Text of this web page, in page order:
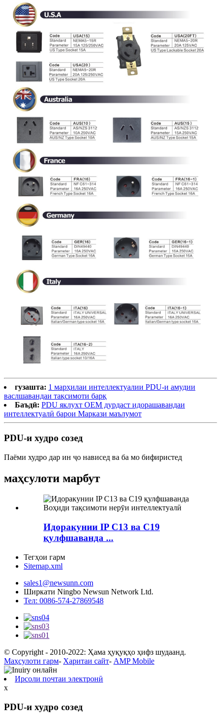
гузашта: 1 марҳилаи интеллектуалии PDU-и амудии
васлшавандаи тақсимоти барқ
Баъдӣ: PDU яклухт OEM дурдаст идорашавандаи
интеллектуалӣ барои Маркази маълумот
PDU-и худро созед
Паёми худро дар ин ҷо нависед ва ба мо бифиристед
маҳсулоти марбут
Идоракунии IP C13 ва C19
қулфшаванда ...
Тегҳои гарм
Sitemap.xml
sales1@newsunn.com
Ширкати Ningbo Newsun Network Ltd.
Тел: 0086-574-27869548
© Copyright - 2010-2022: Ҳама ҳуқуқҳо ҳифз шудаанд.
Маҳсулоти гарм- Харитаи сайт- AMP Mobile
Ирсоли почтаи электронӣ
x
PDU-и худро созед